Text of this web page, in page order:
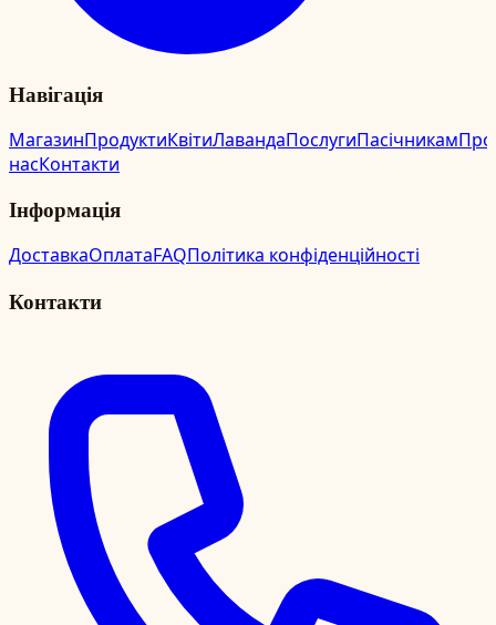
Навігація
МагазинПродуктиКвітиЛавандаПослугиПасічникамПро
насКонтакти
Інформація
ДоставкаОплатаFAQПолітика конфіденційності
Контакти